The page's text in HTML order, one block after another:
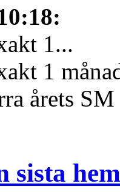
:
1...
1
årets
sista